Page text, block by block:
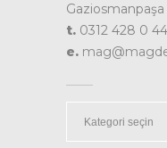
t. 0312 428 0
e.